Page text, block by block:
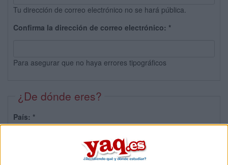
Tu dirección de correo electrónico no se hará pública.
Confirma la dirección de correo electrónico: *
Para asegurar que no haya errores tipográficos
¿De dónde eres?
País: *